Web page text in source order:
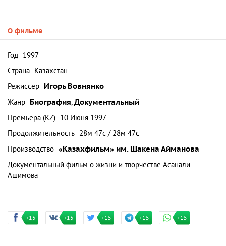
О фильме
Год 1997
Страна
Казахстан
Режиссер
Игорь Вовнянко
Жанр Биография,Документальный
Премьера (KZ) 10 Июня 1997
Продолжительность 28м 47с / 28м 47с
Производство «Казахфильм» им. Шакена Айманова
Документальный фильм о жизни и творчестве Асанали
Ашимова
+15 +15 +15 +15 +15